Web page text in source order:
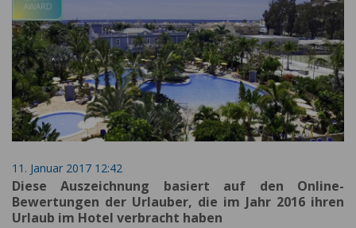
11. Januar 2017 12:42
Diese Auszeichnung basiert auf den Online-
Bewertungen der Urlauber, die im Jahr 2016 ihren
Urlaub im Hotel verbracht haben